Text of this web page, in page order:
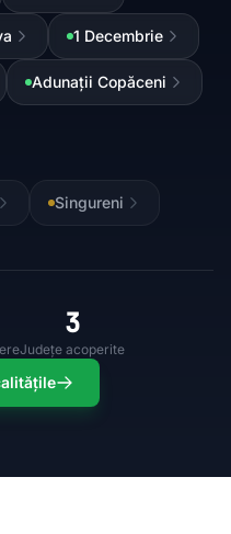
1 Decembrie
Adunații Copăceni
Singureni
3
Județe acoperite